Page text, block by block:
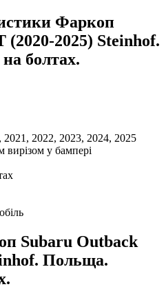
Фаркоп
(2020-2025) Steinhof.
болтах.
2021, 2022, 2023, 2024, 2025
у бампері
Subaru Outback
Польща.